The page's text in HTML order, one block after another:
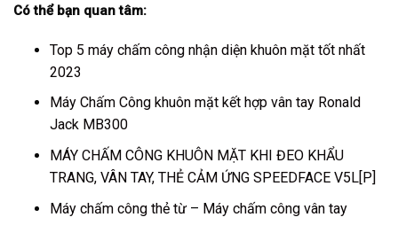
Có thể bạn quan tâm:
Top 5 máy chấm công nhận diện khuôn mặt tốt nhất
2023
Máy Chấm Công khuôn mặt kết hợp vân tay Ronald
Jack MB300
MÁY CHẤM CÔNG KHUÔN MẶT KHI ĐEO KHẨU
TRANG, VÂN TAY, THẺ CẢM ỨNG SPEEDFACE V5L[P]
Máy chấm công thẻ từ– Máy chấm công vân tay